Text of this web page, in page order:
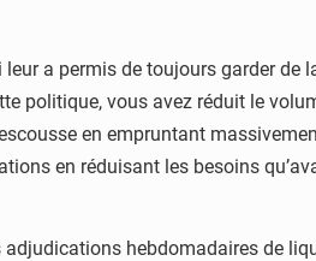
a permis de toujours garder de
politique, vous avez réduit le
en empruntant
en réduisant les besoins
hebdomadaires de